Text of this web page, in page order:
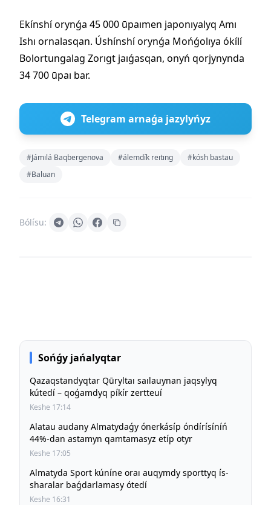
Ekínshí orynǵa 45 000 ūpaımen japonıyalyq Amı
Ishı ornalasqan. Úshínshí orynǵa Mońǵolıya ókílí
Bolortungalag Zorıgt jaıǵasqan, onyń qorjynynda
34 700 ūpaı bar.
Telegram arnaǵa jazylyńyz
#Jámılá Baqbergenova #álemdík reıtıng
#kósh bastau
#Baluan
Bólísu:
Sońǵy jańalyqtar
Qazaqstandyqtar Qūryltaı saılauynan jaqsylyq
kútedí – qoǵamdyq píkír zertteuí
Keshe 17:14
Alatau audany Almatydaǵy ónerkásíp óndírísíníń
44%-dan astamyn qamtamasyz etíp otyr
Keshe 17:05
Almatyda Sport kúníne oraı auqymdy sporttyq ís-
sharalar baǵdarlamasy ótedí
Keshe 16:31